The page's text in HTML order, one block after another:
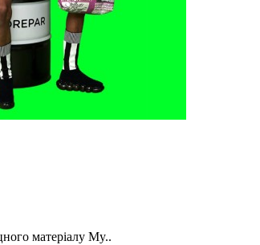
матеріалу My..